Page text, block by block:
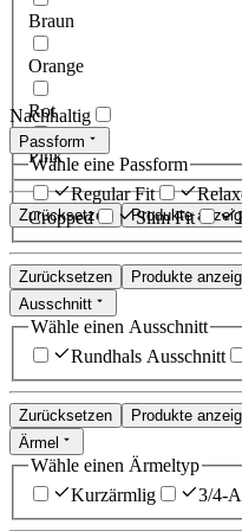
Braun
Orange
Rot
Pink
Zurücksetzen Produkte
Nachhaltig
Passform
Wähle eine Passform
Regular Fit
Cropped
Slim Fit
Zurücksetzen
Produkte
Ausschnitt
Wähle einen Ausschnitt
Rundhals Ausschnitt
Zurücksetzen
Produkte
Ärmel
Wähle einen Ärmeltyp
Kurzärmlig
3/4-